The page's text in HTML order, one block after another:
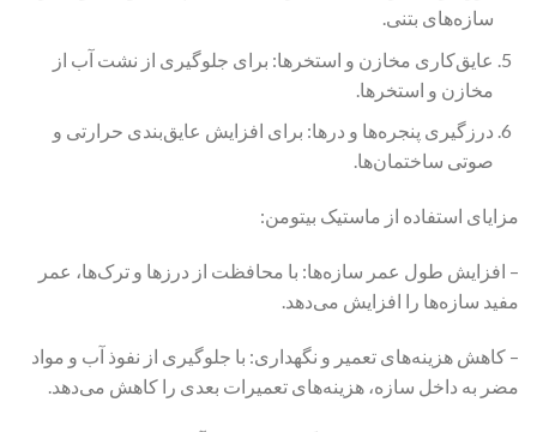
سازه‌های بتنی.
عایق‌کاری مخازن و استخرها: برای جلوگیری از نشت آب از
مخازن و استخرها.
درزگیری پنجره‌ها و درها: برای افزایش عایق‌بندی حرارتی و
صوتی ساختمان‌ها.
مزایای استفاده از ماستیک بیتومن:
– افزایش طول عمر سازه‌ها: با محافظت از درزها و ترک‌ها، عمر
مفید سازه‌ها را افزایش می‌دهد.
– کاهش هزینه‌های تعمیر و نگهداری: با جلوگیری از نفوذ آب و مواد
مضر به داخل سازه، هزینه‌های تعمیرات بعدی را کاهش می‌دهد.